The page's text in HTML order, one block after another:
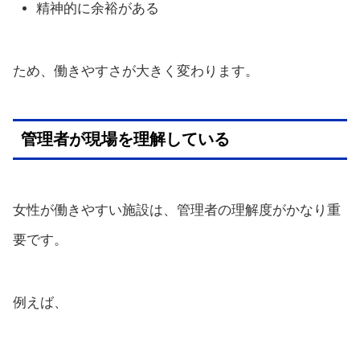
精神的に余裕がある
ため、働きやすさが大きく変わります。
管理者が現場を理解している
女性が働きやすい施設は、管理者の理解度がかなり重
要です。
例えば、